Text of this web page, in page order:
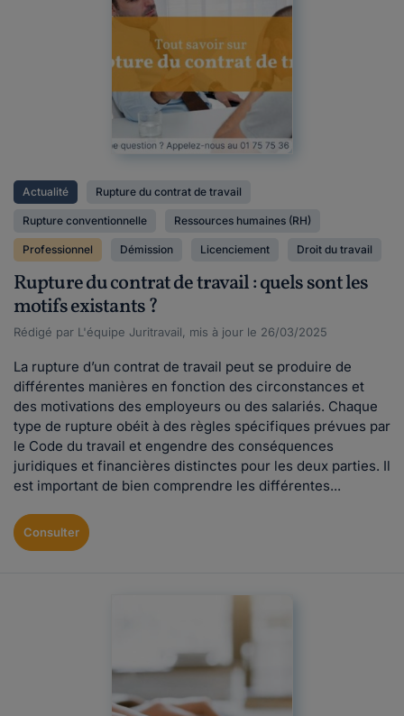
Actualité Rupture du contrat de travail
Rupture conventionnelle Ressources humaines (RH)
Professionnel Démission Licenciement Droit du travail
Rupture du contrat de travail : quels sont les
motifs existants ?
Rédigé par L'équipe Juritravail, mis à jour le 26/03/2025
La rupture d’un contrat de travail peut se produire de
différentes manières en fonction des circonstances et
des motivations des employeurs ou des salariés. Chaque
type de rupture obéit à des règles spécifiques prévues par
le Code du travail et engendre des conséquences
juridiques et financières distinctes pour les deux parties. Il
est important de bien comprendre les différentes...
Consulter